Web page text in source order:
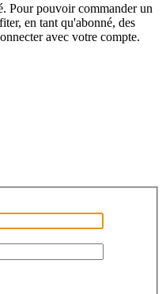
Pour pouvoir commander un
en tant qu'abonné, des
avec votre compte.